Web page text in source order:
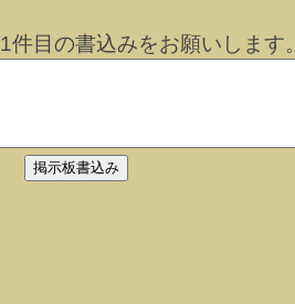
1件目の書込みをお願いします。